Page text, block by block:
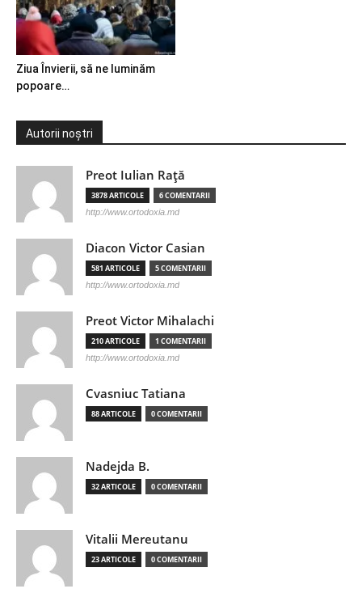
Ziua Învierii, să ne luminăm
popoare…
Autorii noștri
Preot Iulian Raţă
3878 ARTICOLE 6 COMENTARII
http://www.ortodoxia.md
Diacon Victor Casian
581 ARTICOLE 5 COMENTARII
http://www.ortodoxia.md
Preot Victor Mihalachi
210 ARTICOLE 1 COMENTARII
http://www.ortodoxia.md
Cvasniuc Tatiana
88 ARTICOLE 0 COMENTARII
Nadejda B.
32 ARTICOLE 0 COMENTARII
Vitalii Mereutanu
23 ARTICOLE 0 COMENTARII